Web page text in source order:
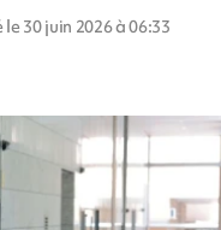
30 juin 2026 à 06:33